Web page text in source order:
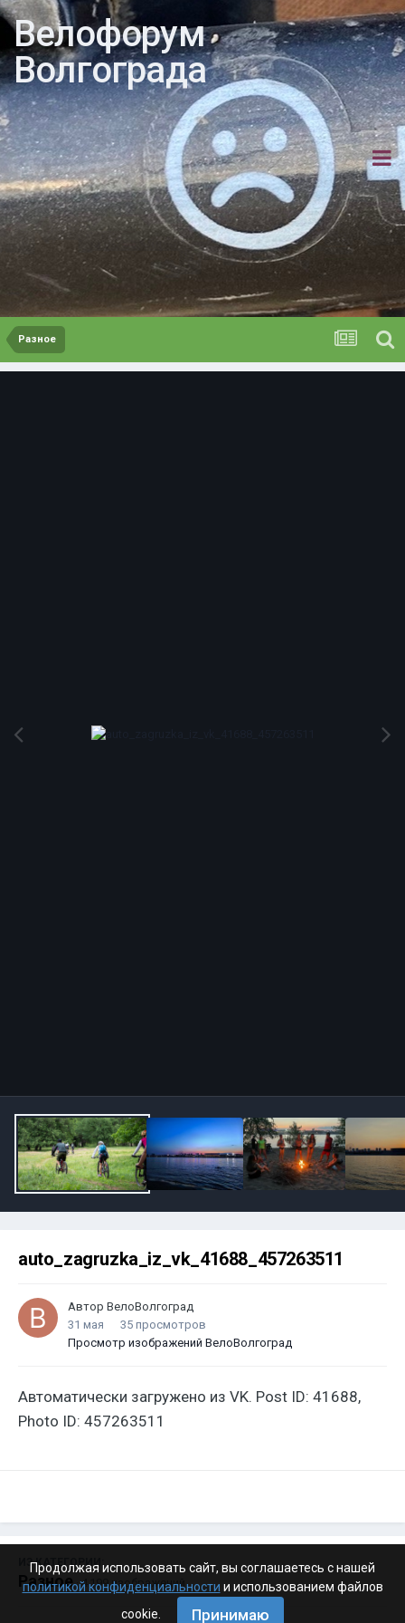
Велофорум
Волгограда
Разное
auto_zagruzka_iz_vk_41688_457263511
Автор ВелоВолгоград
31 мая
35 просмотров
Просмотр изображений ВелоВолгоград
Автоматически загружено из VK. Post ID: 41688,
Photo ID: 457263511
ИЗ КАТЕГОРИИ:
Разное · 4 199 изображений
Продолжая использовать сайт, вы соглашаетесь с нашей
политикой конфиденциальности и использованием файлов
cookie.
Принимаю